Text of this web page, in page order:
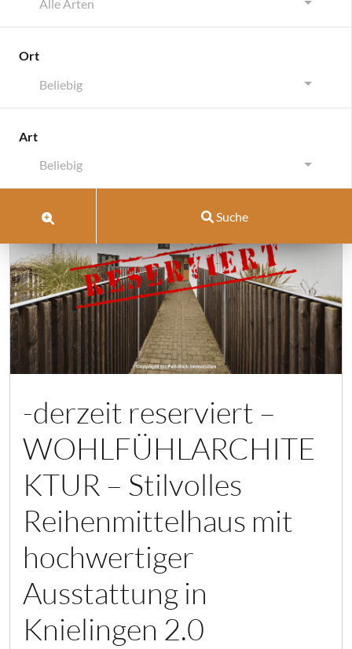
Alle Arten
Ort
Beliebig
Art
Beliebig
Suche
Archiv:Eigenschaften
-derzeit reserviert –
WOHLFÜHLARCHITE
KTUR – Stilvolles
Reihenmittelhaus mit
hochwertiger
Ausstattung in
Knielingen 2.0